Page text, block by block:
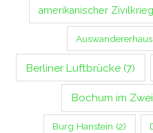
amerikanischer Zivilkrieg
Auswandererhaus
Berliner Luftbrücke (7)
Bochum im
Burg Hanstein (2)